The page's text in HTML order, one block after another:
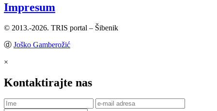
Impresum
© 2013.-2026. TRIS portal – Šibenik
ⓓ Joško Gamberožić
×
Kontaktirajte nas